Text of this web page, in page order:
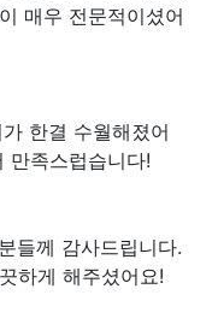
매우 전문적이셨어
한결 수월해졌어
만족스럽습니다!
들께 감사드립니다.
하게 해주셨어요!